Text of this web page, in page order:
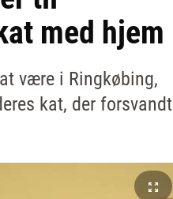
med hjem
være i Ringkøbing,
kat, der forsvandt